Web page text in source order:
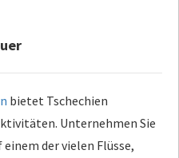
bietet Tschechien
Unternehmen Sie
der vielen Flüsse,